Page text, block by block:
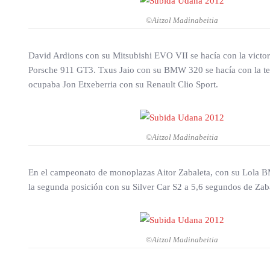
©Aitzol Madinabeitia
David Ardions con su Mitsubishi EVO VII se hacía con la
Porsche 911 GT3. Txus Jaio con su BMW 320 se hacía con la
ocupaba Jon Etxeberria con su Renault Clio Sport.
©Aitzol Madinabeitia
En el campeonato de monoplazas Aitor Zabaleta, con su Lola
la segunda posición con su Silver Car S2 a 5,6 segundos de
©Aitzol Madinabeitia